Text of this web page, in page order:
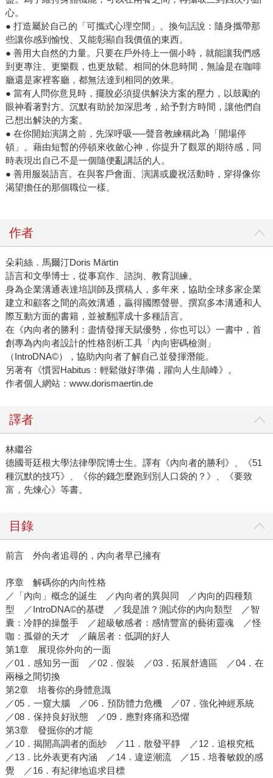
心。
● 打造屬於自己的「可攜式心理空間」。換句話說：隨身攜帶那
些讓你感到愉悅、又能彰顯自我價值的東西。
● 善用大自然的力量。只要在戶外待上一個小時，就能讓我們感
到更專注、更樂觀，也更放鬆。相同的休息時間，無論是在咖啡
廳還是家裡客廳，都無法達到相同的效果。
● 當有人問你意見時，擺脫必須提供解決方案的壓力，以鼓勵的
眼神看著對方。沉默有助於加深思考，給予對方時間，讓他們自
己想出解決的方案。
● 在你開始演講之前，先深呼吸──聲音教練稱此為「開場停
頓」。藉由短暫的停頓來收斂心神，你提升了觀眾的期待感，同
時表現出自己不是一個隨便亂講話的人。
● 善用服裝語言。在與客戶會面、演講或慶祝活動時，穿得像你
渴望擔任的那個職位一樣。
作者
朵莉絲．馬爾汀Doris Märtin
語言和文學博士，從事寫作、諮詢、教育訓練。
身為企業溝通表達培訓師及撰稿人，多年來，協助全球多家企業
建立和顧客之間的高效溝通，贏得國際聲譽。撰寫多本溝通和人
際互動方面的書籍，並被翻譯成十多種語言。
在《內向者的勝利：盡情發揮天賦優勢，你也可以》一書中，首
創專為內向者設計的性格剖析工具「內向密碼檢測」
（IntroDNA©），協助內向者了解自己並發揮潛能。
另著有《慣習Habitus：輕鬆做好準備，躍向人生顛峰》。
作者個人網站：www.dorismaertin.de
譯者
林繼谷
德國哥廷根大學法律學院博士生。譯有《內向者的勝利》、《51
種沉默的技巧》、《你的錢怎麼跑到別人口袋的？》、《要致
富，先煉心》等書。
目錄
前言 外向者追尋的，內向者早已擁有
序章 解碼你的內向性格
／「內向」概念的誕生 ／內向者的異與同 ／內向的四種類
型 ／IntroDNA©的基礎 ／我是誰？測試你的內向類型 ／智
囊：冷靜的操盤手 ／超級敏感者：感情豐富的藝術靈魂 ／怪
咖：孤僻的天才 ／繭居者：低調的好人
第1章 展現你外向的一面
／01．感知另一面 ／02．假裝 ／03．拓展舒適區 ／04．在
兩極之間切換
第2章 培養你的身體意識
／05．一窺大腦 ／06．預防體力危機 ／07．強化神經系統
／08．保持良好狀態 ／09．應對疼痛和恐懼
第3章 發掘你的才能
／10．揭開高調者的面紗 ／11．散發平靜 ／12．追根究柢
／13．比外表更有內涵 ／14．違逆潮流 ／15．培養敏銳的感
覺 ／16．有紀律地追求目標